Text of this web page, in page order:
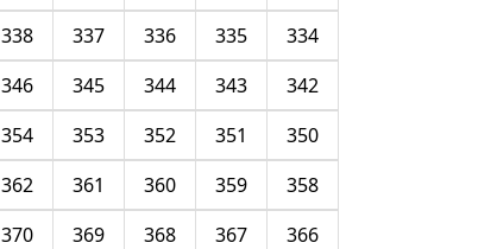
334
335
336
337
338
342
343
344
345
346
350
351
352
353
354
358
359
360
361
362
366
367
368
369
370